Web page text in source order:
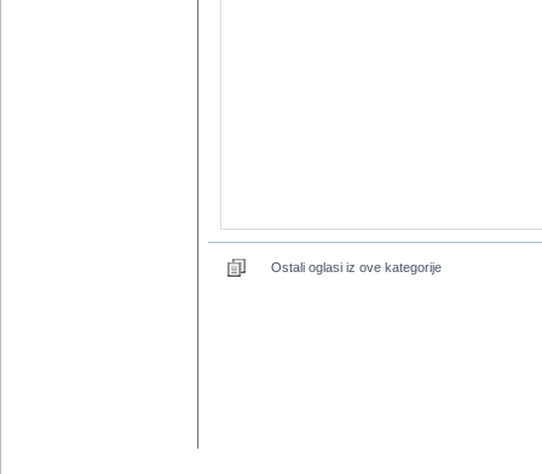
Ostali oglasi iz ove kategorije